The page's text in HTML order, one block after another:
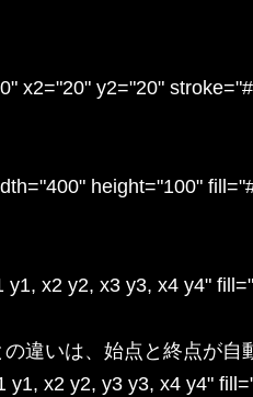
x2="20" y2="20"
height="100"
y1, x2 y2, x3 y3, x4 y4"
の違いは、始点と終点が自
y1, x2 y2, y3 y3, x4 y4"